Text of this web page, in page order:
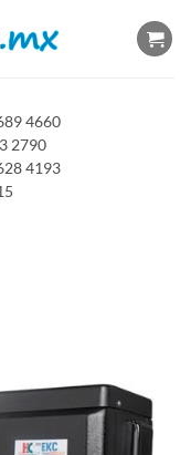
4660
2790
4193